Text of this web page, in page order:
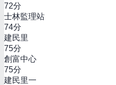
72分
士林監理站
74分
建民里
75分
創富中心
75分
建民里一